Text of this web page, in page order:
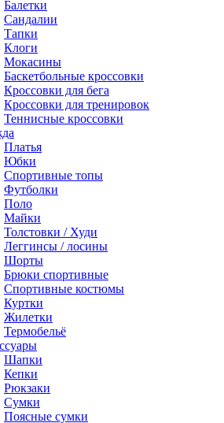
Балетки
Сандалии
Тапки
Клоги
Мокасины
Баскетбольные кроссовки
Кроссовки для бега
Кроссовки для тренировок
Теннисные кроссовки
Платья
Юбки
Спортивные топы
Футболки
Поло
Майки
Толстовки / Худи
Леггинсы / лосины
Шорты
Брюки спортивные
Спортивные костюмы
Куртки
Жилетки
Термобельё
Шапки
Кепки
Рюкзаки
Сумки
Поясные сумки